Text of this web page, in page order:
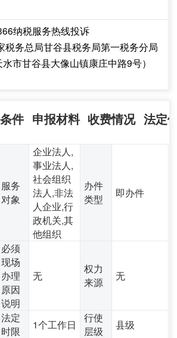
纳税服务热线投诉
税务总局甘谷县税务局第一税务分局
水市甘谷县大像山镇康庄中路9号）
件 申报材料 收费情况 法定
服务
对象
企业法人,
事业法人,
社会组织
法人,非法
人企业,行
政机关,其
他组织
办件
类型
即办件
必须
现场
办理
原因
说明
无
权力
来源
无
法定
时限
1个工作日
行使
层级
县级